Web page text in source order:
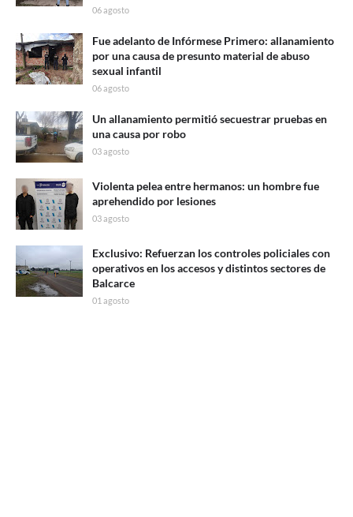
06 agosto
Fue adelanto de Infórmese Primero: allanamiento
por una causa de presunto material de abuso
sexual infantil
06 agosto
Un allanamiento permitió secuestrar pruebas en
una causa por robo
03 agosto
Violenta pelea entre hermanos: un hombre fue
aprehendido por lesiones
03 agosto
Exclusivo: Refuerzan los controles policiales con
operativos en los accesos y distintos sectores de
Balcarce
01 agosto